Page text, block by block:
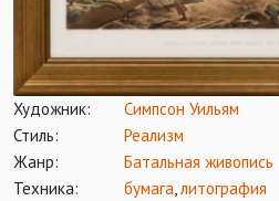
Художник:
Симпсон Уильям
Стиль:
Реализм
Жанр:
Батальная живопись
Техника:
бумага литография